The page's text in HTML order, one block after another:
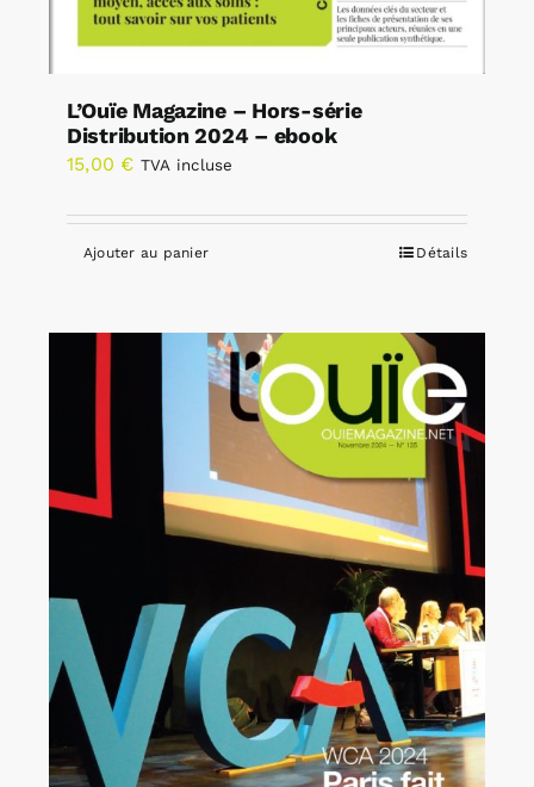
L’Ouïe Magazine – Hors-série
Distribution 2024 – ebook
15,00 € TVA incluse
Ajouter au panier Détails